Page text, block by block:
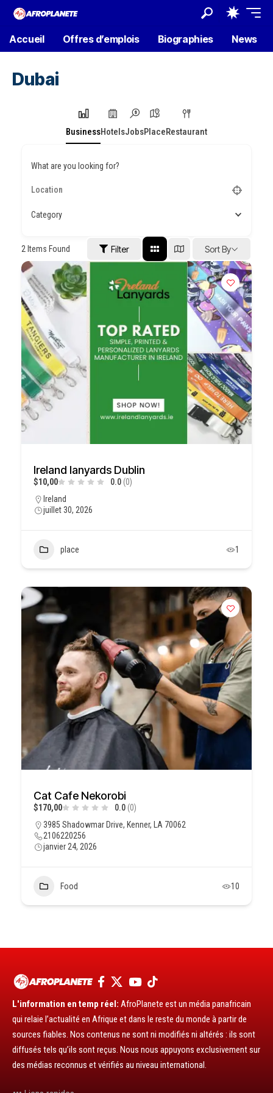
Accueil Offres d’emplois Biographies News
Dubai
BusinessHotelsJobsPlaceRestaurant
What are you looking for?
Category
2 Items Found Filter Sort By
Ireland lanyards Dublin
$10,00 0.0 (0)
Ireland
juillet 30, 2026
place 1
Cat Cafe Nekorobi
$170,00 0.0 (0)
3985 Shadowmar Drive, Kenner, LA 70062
2106220256
janvier 24, 2026
Food 10
L'information en temp réel: AfroPlanete est un média panafricain
qui relaie l’actualité en Afrique et dans le reste du monde à partir de
sources fiables. Nos contenus ne sont ni modifiés ni altérés : ils sont
diffusés tels qu’ils sont reçus. Nous nous appuyons exclusivement sur
des médias reconnus et vérifiés au niveau international.